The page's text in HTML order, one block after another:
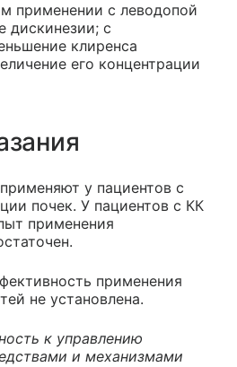
применении с леводопой
дискинезии; с
клиренса
его концентрации
у пациентов с
почек. У пациентов с КК
применения
применения
не установлена.
к управлению
и механизмами